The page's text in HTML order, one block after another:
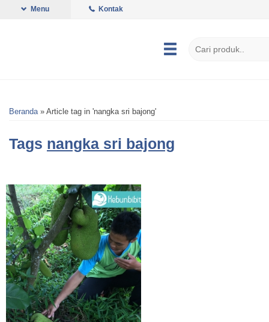
Menu Kontak
Beranda» Article tag in 'nangka sri bajong'
Tags nangka sri bajong